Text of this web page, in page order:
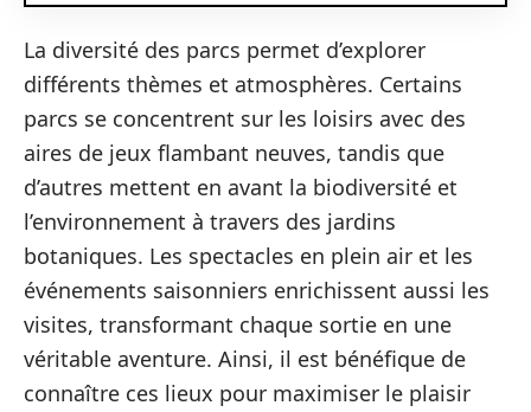
La diversité des parcs permet d’explorer
différents thèmes et atmosphères. Certains
parcs se concentrent sur les loisirs avec des
aires de jeux flambant neuves, tandis que
d’autres mettent en avant la biodiversité et
l’environnement à travers des jardins
botaniques. Les spectacles en plein air et les
événements saisonniers enrichissent aussi les
visites, transformant chaque sortie en une
véritable aventure. Ainsi, il est bénéfique de
connaître ces lieux pour maximiser le plaisir